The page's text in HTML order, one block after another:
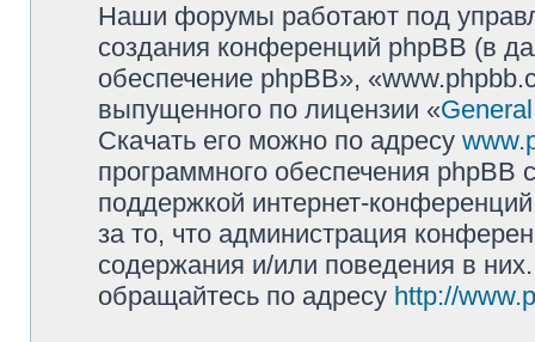
Наши форумы работают под
создания конференций phpBB (в
обеспечение phpBB»,
выпущенного по лицензии «
Скачать его можно по адресу
программного обеспечения phpBB
поддержкой интернет-
за то, что администрация
содержания и/или поведения в
обращайтесь по адресу http://